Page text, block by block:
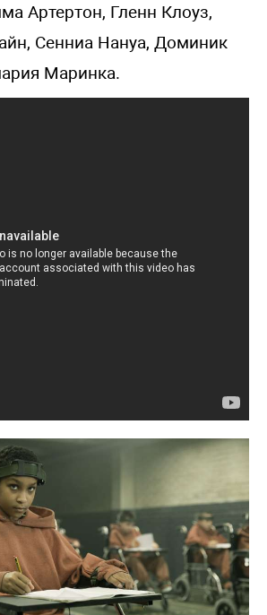
Артертон, Гленн Клоуз,
Сенниа Нануа, Доминик
Маринка.